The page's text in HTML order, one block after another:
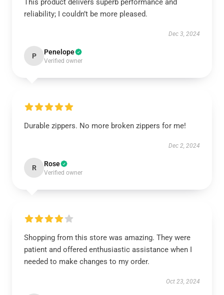
This product delivers superb performance and
reliability; I couldn’t be more pleased.
Dec 3, 2024
P Penelope
Verified owner
Durable zippers. No more broken zippers for me!
Dec 2, 2024
R Rose
Verified owner
Shopping from this store was amazing. They were
patient and offered enthusiastic assistance when I
needed to make changes to my order.
Oct 23, 2024